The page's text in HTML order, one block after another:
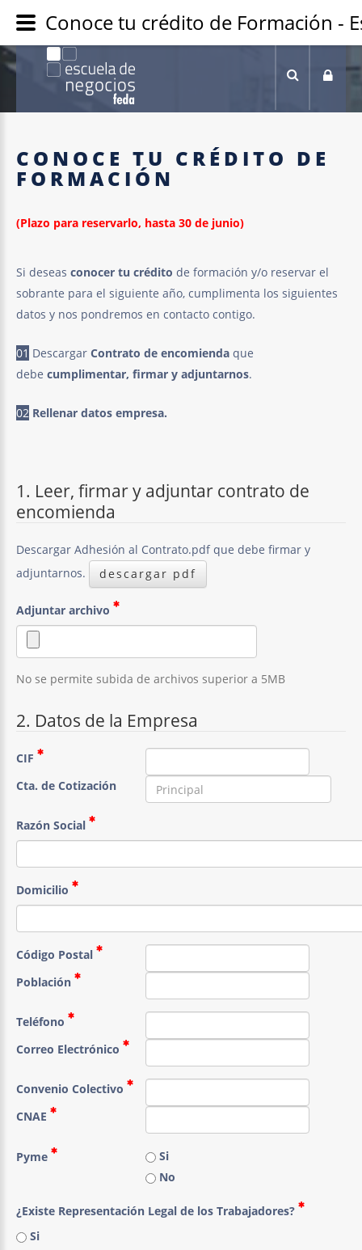
CONOCE TU CRÉDITO DE
FORMACIÓN
(Plazo para reservarlo, hasta 30 de junio)
Si deseas conocer tu crédito de formación y/o reservar el
sobrante para el siguiente año, cumplimenta los siguientes
datos y nos pondremos en contacto contigo.
01 Descargar Contrato de encomienda que
debe cumplimentar, firmar y adjuntarnos.
02 Rellenar datos empresa.
1. Leer, firmar y adjuntar contrato de
encomienda
Descargar Adhesión al Contrato.pdf que debe firmar y
adjuntarnos.
descargar pdf
Adjuntar archivo
No se permite subida de archivos superior a 5MB
2. Datos de la Empresa
CIF
Cta. de Cotización
Razón Social
Domicilio
Código Postal
Población
Teléfono
Correo Electrónico
Convenio Colectivo
CNAE
Pyme
Si
No
¿Existe Representación Legal de los Trabajadores?
Si